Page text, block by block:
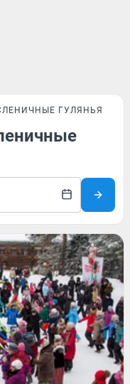
ГУЛЯНЬЯ